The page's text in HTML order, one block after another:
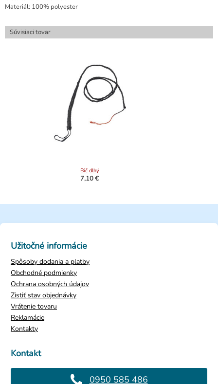
Materiál: 100% polyester
Súvisiaci tovar
Bič dlhý
7,10 €
Kontakt
0950 585 486
Užitočné informácie
Spôsoby dodania a platby
Obchodné podmienky
Ochrana osobných údajov
Zistiť stav objednávky
Vrátenie tovaru
Reklamácie
Kontakty